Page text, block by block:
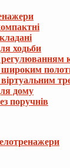
ходьби
регулюванням
широким
віртуальним
дому
поручнів